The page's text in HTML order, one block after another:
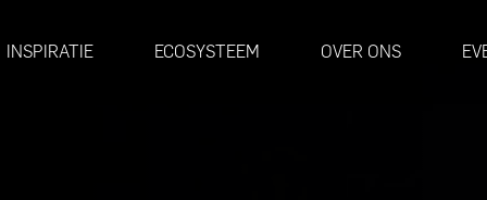
INSPIRATIE ECOSYSTEEM OVER ONS